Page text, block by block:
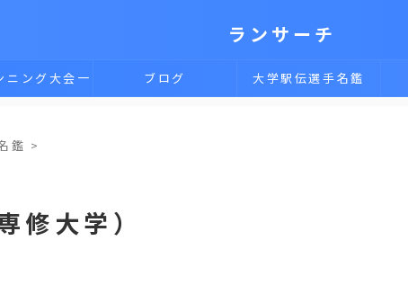
ランサーチ
ニング大会一 ブログ 大学駅伝選手名鑑
鑑 >
大学）